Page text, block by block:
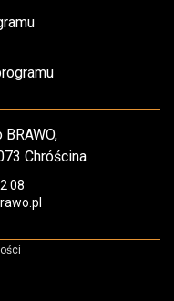
Chróścina
08